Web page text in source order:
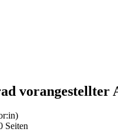
vorangestellter
Seiten